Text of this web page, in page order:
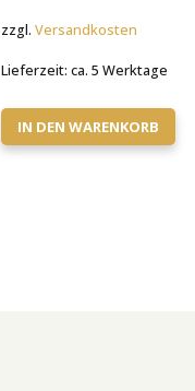
zzgl.Versandkosten
Lieferzeit:ca. 5 Werktage
IN DEN WARENKORB